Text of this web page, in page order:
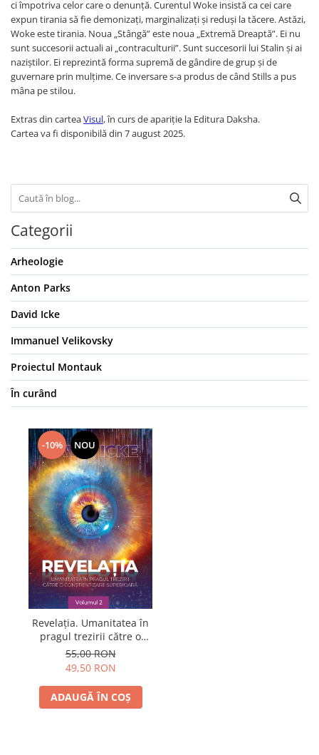
Inspiraţie divină
Îngeri
Vindecare spirituală
Viaţa de după moarte
Cristale
Supă de pui pentru suflet
Yoga
Spiritualitate şi ştiinţă
Fără categorie
Cunoaștere
ci împotriva celor care o denunță. Curentul Woke insistă ca cei care
expun tirania să fie demonizați, marginalizați și reduși la tăcere. Astăzi,
Woke este tirania. Noua „Stângă” este noua „Extremă Dreaptă”. Ei nu
sunt succesorii actuali ai „contraculturii”. Sunt succesorii lui Stalin și ai
naziștilor. Ei reprezintă forma supremă de gândire de grup și de
guvernare prin mulțime. Ce inversare s-a produs de când Stills a pus
mâna pe stilou.
Extras din carteaVisul, în curs de apariție la Editura Daksha.
Cartea va fi disponibilă din 7 august 2025.
Categorii
Arheologie
Anton Parks
David Icke
Immanuel Velikovsky
Proiectul Montauk
În curând
-10% NOU
Revelația. Umanitatea în
pragul trezirii către o
conştientizare
superioară, volumul 2
55,00 RON
49,50 RON
ADAUGĂ ÎN COȘ